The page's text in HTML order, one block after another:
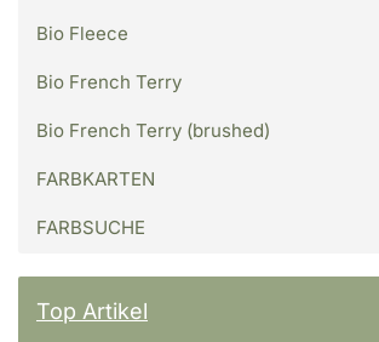
Bio Fleece
Bio French Terry
Bio French Terry (brushed)
FARBKARTEN
FARBSUCHE
Top Artikel